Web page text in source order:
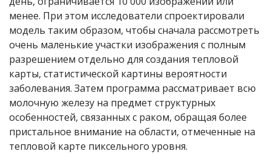
менее. При этом исследователи спроектировали
модель таким образом, чтобы сначала рассмотреть
очень маленькие участки изображения с полным
разрешением отдельно для создания тепловой
карты, статистической картины вероятности
заболевания. Затем программа рассматривает всю
молочную железу на предмет структурных
особенностей, связанных с раком, обращая более
пристальное внимание на области, отмеченные на
тепловой карте пиксельного уровня.